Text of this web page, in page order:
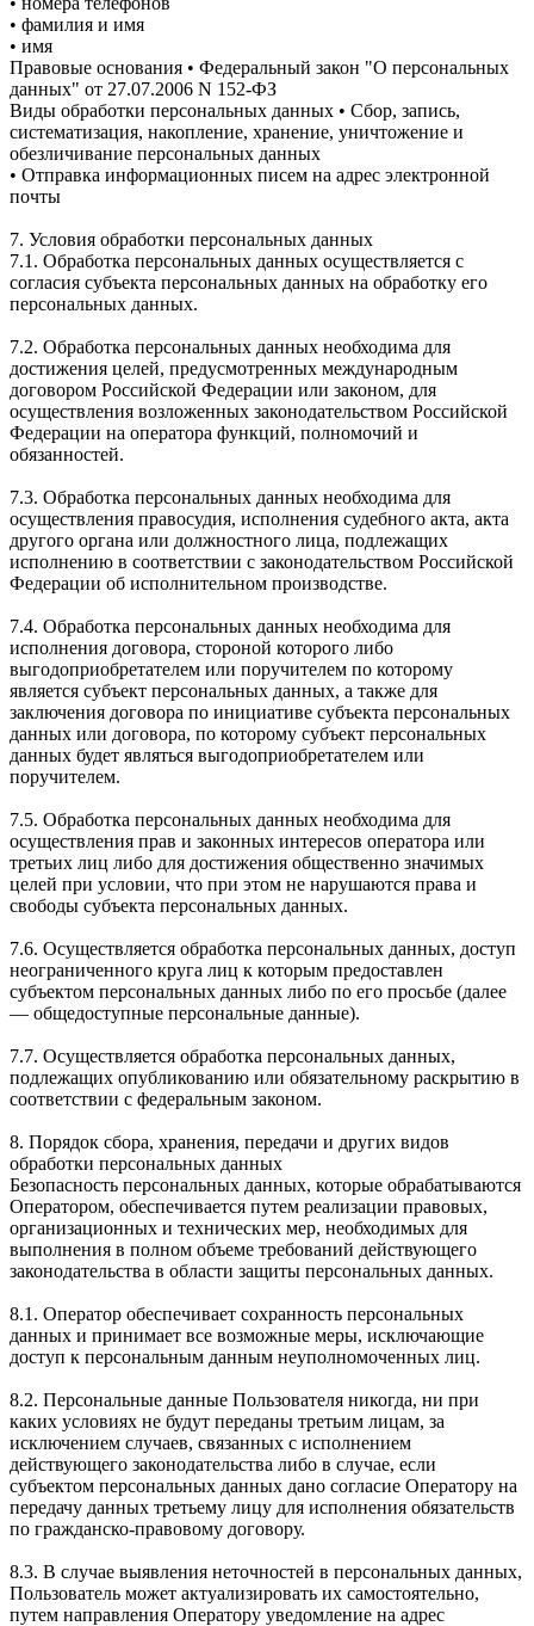
• фамилия и имя
• имя
Правовые основания • Федеральный закон "О персональных
данных" от 27.07.2006 N 152-ФЗ
Виды обработки персональных данных • Сбор, запись,
систематизация, накопление, хранение, уничтожение и
обезличивание персональных данных
• Отправка информационных писем на адрес электронной
почты
7. Условия обработки персональных данных
7.1. Обработка персональных данных осуществляется с
согласия субъекта персональных данных на обработку его
персональных данных.
7.2. Обработка персональных данных необходима для
достижения целей, предусмотренных международным
договором Российской Федерации или законом, для
осуществления возложенных законодательством Российской
Федерации на оператора функций, полномочий и
обязанностей.
7.3. Обработка персональных данных необходима для
осуществления правосудия, исполнения судебного акта, акта
другого органа или должностного лица, подлежащих
исполнению в соответствии с законодательством Российской
Федерации об исполнительном производстве.
7.4. Обработка персональных данных необходима для
исполнения договора, стороной которого либо
выгодоприобретателем или поручителем по которому
является субъект персональных данных, а также для
заключения договора по инициативе субъекта персональных
данных или договора, по которому субъект персональных
данных будет являться выгодоприобретателем или
поручителем.
7.5. Обработка персональных данных необходима для
осуществления прав и законных интересов оператора или
третьих лиц либо для достижения общественно значимых
целей при условии, что при этом не нарушаются права и
свободы субъекта персональных данных.
7.6. Осуществляется обработка персональных данных, доступ
неограниченного круга лиц к которым предоставлен
субъектом персональных данных либо по его просьбе (далее
— общедоступные персональные данные).
7.7. Осуществляется обработка персональных данных,
подлежащих опубликованию или обязательному раскрытию в
соответствии с федеральным законом.
8. Порядок сбора, хранения, передачи и других видов
обработки персональных данных
Безопасность персональных данных, которые обрабатываются
Оператором, обеспечивается путем реализации правовых,
организационных и технических мер, необходимых для
выполнения в полном объеме требований действующего
законодательства в области защиты персональных данных.
8.1. Оператор обеспечивает сохранность персональных
данных и принимает все возможные меры, исключающие
доступ к персональным данным неуполномоченных лиц.
8.2. Персональные данные Пользователя никогда, ни при
каких условиях не будут переданы третьим лицам, за
исключением случаев, связанных с исполнением
действующего законодательства либо в случае, если
субъектом персональных данных дано согласие Оператору на
передачу данных третьему лицу для исполнения обязательств
по гражданско-правовому договору.
8.3. В случае выявления неточностей в персональных данных,
Пользователь может актуализировать их самостоятельно,
путем направления Оператору уведомление на адрес